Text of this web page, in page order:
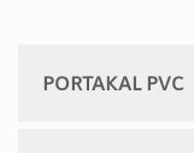
PORTAKAL PVC